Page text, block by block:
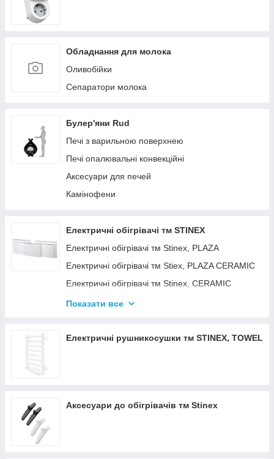
Обладнання для молока
Оливобійки
Сепаратори молока
Булер'яни Rud
Печі з варильною поверхнею
Печі опалювальні конвекційні
Аксесуари для печей
Камінофени
Електричні обігрівачі тм STINEX
Електричні обігрівачі тм Stinex, PLAZA
Електричні обігрівачі тм Stiex, PLAZA CERAMIC
Електричні обігрівачі тм Stinex, CERAMIC
Електричні обігрівачі тм Stinex, COMBIE
Показати все
Електричні рушникосушки тм STINEX, TOWEL
Аксесуари до обігрівачів тм Stinex